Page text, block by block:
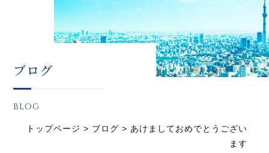
ブログ
BLOG
トップページ > ブログ > あけましておめでとうござい
ます